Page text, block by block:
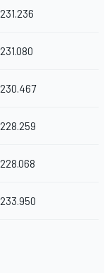
231.236
231.080
230.467
228.259
228.068
233.950